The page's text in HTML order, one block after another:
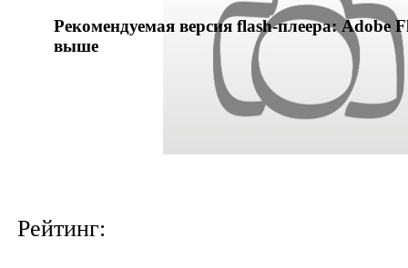
Рекомендуемая версия flash-плеера: Adobe
выше
Рейтинг: